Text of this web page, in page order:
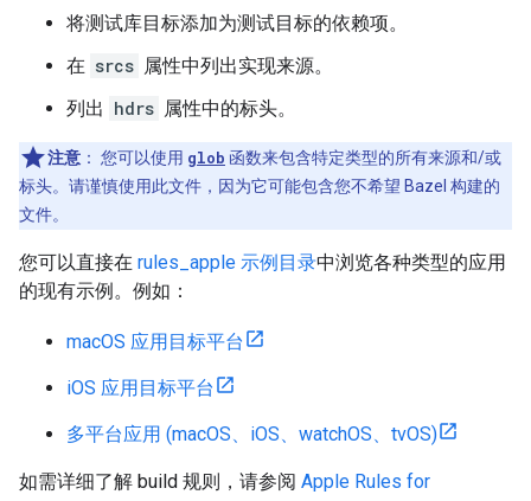
将测试库目标添加为测试目标的依赖项。
在 srcs 属性中列出实现来源。
列出 hdrs 属性中的标头。
注意 ： 您可以使用 glob 函数来包含特定类型的所有来源和/或
标头。请谨慎使用此文件，因为它可能包含您不希望 Bazel 构建的
文件。
您可以直接在 rules_apple 示例目录中浏览各种类型的应用
的现有示例。例如：
macOS 应用目标平台
iOS 应用目标平台
多平台应用 (macOS、iOS、watchOS、tvOS)
如需详细了解 build 规则，请参阅 Apple Rules for